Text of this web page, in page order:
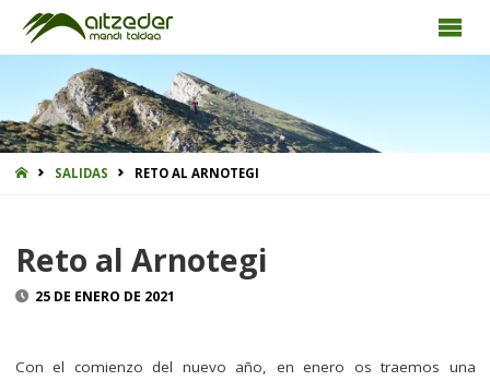
INICIOSALIDAS RETO AL ARNOTEGI
Reto al Arnotegi
25 DE ENERO DE 2021
Con el comienzo del nuevo año, en enero os traemos una